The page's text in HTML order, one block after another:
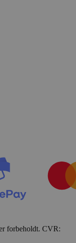
forbeholdt. CVR: